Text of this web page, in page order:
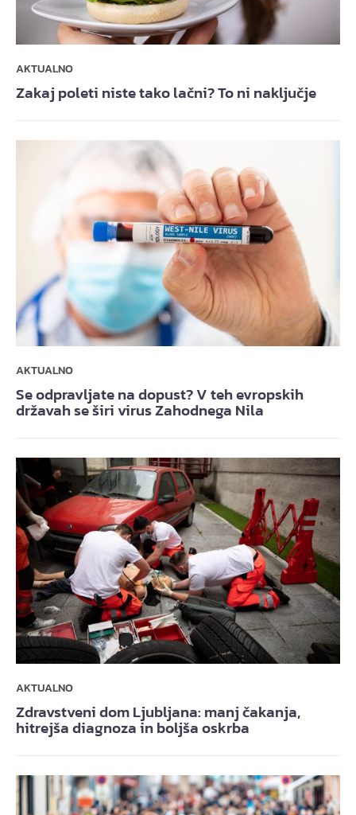
AKTUALNO
Zakaj poleti niste tako lačni? To ni naključje
AKTUALNO
Se odpravljate na dopust? V teh evropskih
državah se širi virus Zahodnega Nila
AKTUALNO
Zdravstveni dom Ljubljana: manj čakanja,
hitrejša diagnoza in boljša oskrba